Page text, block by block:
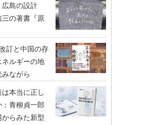
広島の設計
三の著書『原
訂と中国の存
ネルギーの地
ながら
は本当に正し
青柳貞一郎
からみた新型